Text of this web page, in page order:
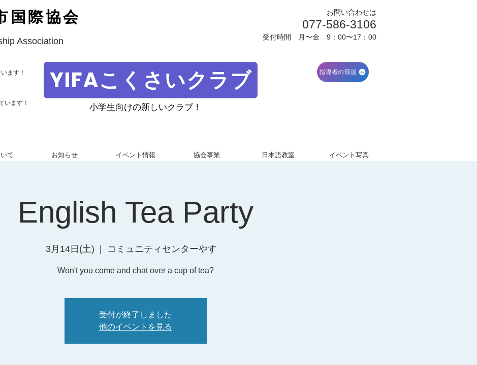
国際協会
Association
お問い合わせは
077-586-3106
受付時間 月〜金 9：00〜17：00
ます！
ます！
YIFAこくさいクラブ
小学生向けの新しいクラブ！
指導者の部屋
て お知らせ イベント情報 協会事業 日本語教室 イベント写真
English Tea Party
3月14日(土) コミュニティセンターやす
Won't you come and chat over a cup of tea?
受付が終了しました
他のイベントを見る